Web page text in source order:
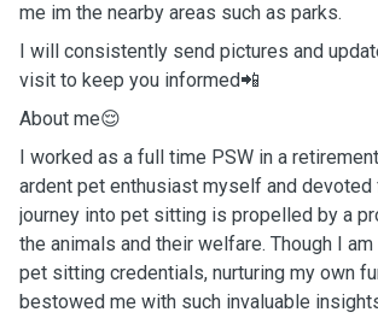
me im the nearby areas such as parks.
I will consistently send pictures and
visit to keep you informed📲
About me😌
I worked as a full time PSW in a
ardent pet enthusiast myself and devoted
journey into pet sitting is propelled by a
the animals and their welfare. Though I
pet sitting credentials, nurturing my own
bestowed me with such invaluable